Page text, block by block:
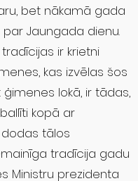
bet nākamā gada
Jaungada dienu.
ir krietni
kas izvēlas šos
lokā, ir tādas,
kopā ar
tālos
tradīcija gadu
Ministru prezidenta